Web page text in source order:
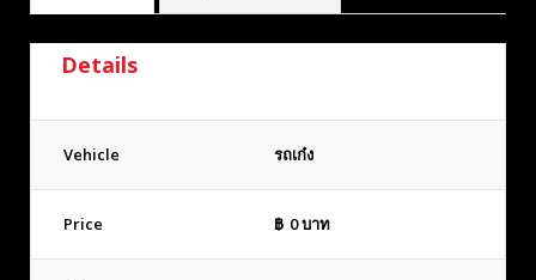
Details
Vehicle รถเก๋ง
Price ฿ 0บาท